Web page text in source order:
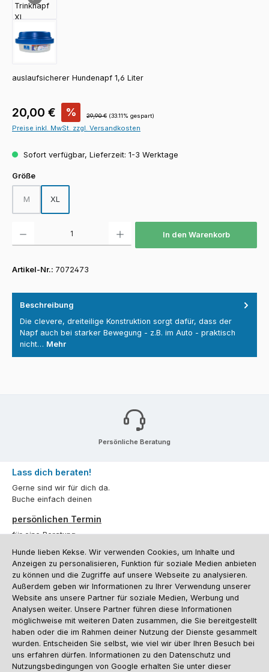
auslaufsicherer Hundenapf 1,6 Liter
Verkaufspreis:
20,00 € % Regulärer Preis:
29,90 € (33.11% gespart)
Preise inkl. MwSt. zzgl. Versandkosten
Sofort verfügbar, Lieferzeit: 1-3 Werktage
Größeauswählen
M
(Diese Option ist zurzeit nicht verfügbar.)
XL
In den Warenkorb
Artikel-Nr.: 7072473
Beschreibung
Die clevere, dreiteilige Konstruktion sorgt dafür, dass der
Napf auch bei starker Bewegung - z.B. im Auto - praktisch
nicht… Mehr
Persönliche Beratung
Lass dich beraten!
Gerne sind wir für dich da.
Buche einfach deinen
persönlichen Termin
für eine Beratung.
Oder über unserKontaktformular.
Vertrag widerrufen
Kundenservice
Informationen
Social Media und Kontakt
Hunde lieben Kekse. Wir verwenden Cookies, um Inhalte und
Anzeigen zu personalisieren, Funktion für soziale Medien anbieten
zu können und die Zugriffe auf unsere Webseite zu analysieren.
Außerdem geben wir Informationen zu Ihrer Verwendung unserer
Website ans unsere Partner für soziale Medien, Werbung und
Analysen weiter. Unsere Partner führen diese Informationen
möglichweise mit weiteren Daten zusammen, die Sie bereitgestellt
haben oder die im Rahmen deiner Nutzung der Dienste gesammelt
wurden. Entscheiden Sie selbst, wie viel wir über Ihren Besuch bei
uns erfahren dürfen. Informationen zu den Datenschutz und
Nutzungsbedingungen von Google erhalten Sie unter dieser